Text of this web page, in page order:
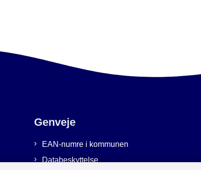
Genveje
EAN-numre i kommunen
Databeskyttelse